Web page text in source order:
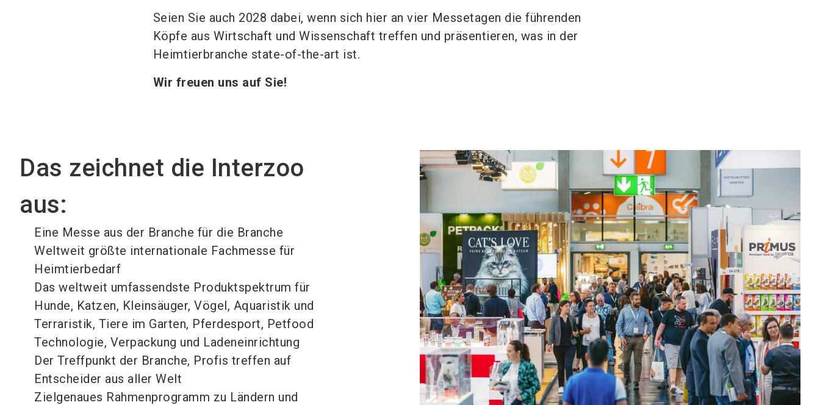
Seien Sie auch 2028 dabei, wenn sich hier an vier Messetagen die führenden
Köpfe aus Wirtschaft und Wissenschaft treffen und präsentieren, was in der
Heimtierbranche state-of-the-art ist.
Wir freuen uns auf Sie!
Das zeichnet die Interzoo
aus:
Eine Messe aus der Branche für die Branche
Weltweit größte internationale Fachmesse für
Heimtierbedarf
Das weltweit umfassendste Produktspektrum für
Hunde, Katzen, Kleinsäuger, Vögel, Aquaristik und
Terraristik, Tiere im Garten, Pferdesport, Petfood
Technologie, Verpackung und Ladeneinrichtung
Der Treffpunkt der Branche, Profis treffen auf
Entscheider aus aller Welt
Zielgenaues Rahmenprogramm zu Ländern und